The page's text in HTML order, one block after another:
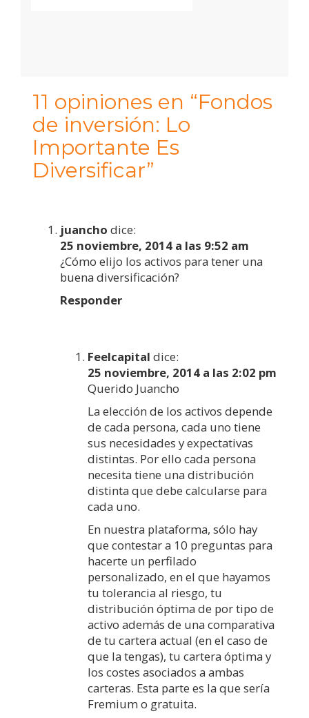
11 opiniones en “Fondos
de inversión: Lo
Importante Es
Diversificar”
juancho dice:
25 noviembre, 2014 a las 9:52 am
¿Cómo elijo los activos para tener una
buena diversificación?
Responder
Feelcapital dice:
25 noviembre, 2014 a las 2:02 pm
Querido Juancho
La elección de los activos depende
de cada persona, cada uno tiene
sus necesidades y expectativas
distintas. Por ello cada persona
necesita tiene una distribución
distinta que debe calcularse para
cada uno.
En nuestra plataforma, sólo hay
que contestar a 10 preguntas para
hacerte un perfilado
personalizado, en el que hayamos
tu tolerancia al riesgo, tu
distribución óptima de por tipo de
activo además de una comparativa
de tu cartera actual (en el caso de
que la tengas), tu cartera óptima y
los costes asociados a ambas
carteras. Esta parte es la que sería
Fremium o gratuita.